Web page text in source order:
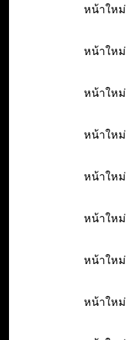
หน้าใหม่
หน้าใหม่
หน้าใหม่
หน้าใหม่
หน้าใหม่
หน้าใหม่
หน้าใหม่
หน้าใหม่